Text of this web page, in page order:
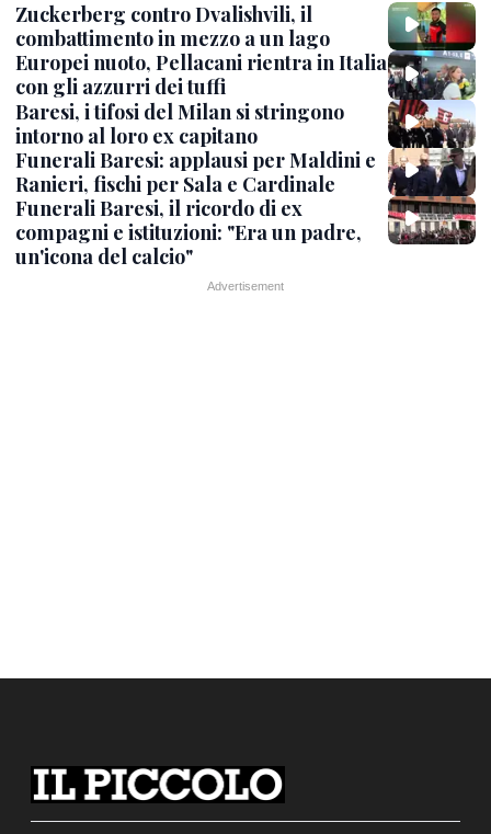
Zuckerberg contro Dvalishvili, il
combattimento in mezzo a un lago
Europei nuoto, Pellacani rientra in Italia
con gli azzurri dei tuffi
Baresi, i tifosi del Milan si stringono
intorno al loro ex capitano
Funerali Baresi: applausi per Maldini e
Ranieri, fischi per Sala e Cardinale
Funerali Baresi, il ricordo di ex
compagni e istituzioni: "Era un padre,
un'icona del calcio"